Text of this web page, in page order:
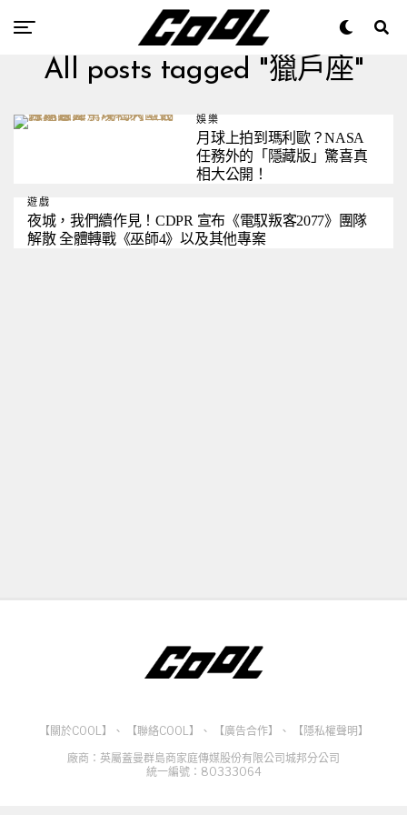
All posts tagged "獵戶座"
娛樂
月球上拍到瑪利歐？NASA
任務外的「隱藏版」驚喜真
相大公開！
遊戲
夜城，我們續作見！CDPR 宣布《電馭叛客2077》團隊
解散 全體轉戰《巫師4》以及其他專案
【關於COOL】 、 【聯絡COOL】 、 【廣告合作】 、
【隱私權聲明】
廠商：英屬蓋曼群島商家庭傳媒股份有限公司城邦分公司
統一編號：80333064